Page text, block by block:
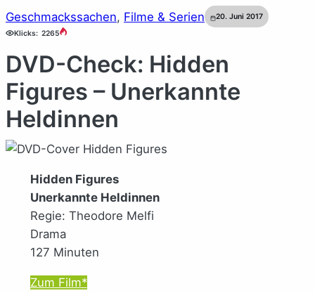
Geschmackssachen, Filme & Serien
20. Juni 2017
Klicks: 2265
DVD-Check: Hidden
Figures – Unerkannte
Heldinnen
Hidden Figures
Unerkannte Heldinnen
Regie: Theodore Melfi
Drama
127 Minuten
Zum Film*